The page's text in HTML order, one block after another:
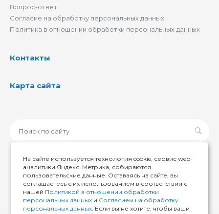
Вопрос-ответ
Согласие на обработку персональных данных
Политика в отношении обработки персональных данных
Контакты
Карта сайта
© 2026 ИМИР174, Все права защищены
На сайте используется технология cookie, сервис web-
аналитики Яндекс. Метрика, собираются
пользовательские данные. Оставаясь на сайте, вы
соглашаетесь с их использованием в соответствии с
нашей Политикой в отношении обработки
персональных данных и Согласием на обработку
персональных данных. Если вы не хотите, чтобы ваши